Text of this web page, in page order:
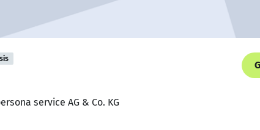
service AG & Co. KG